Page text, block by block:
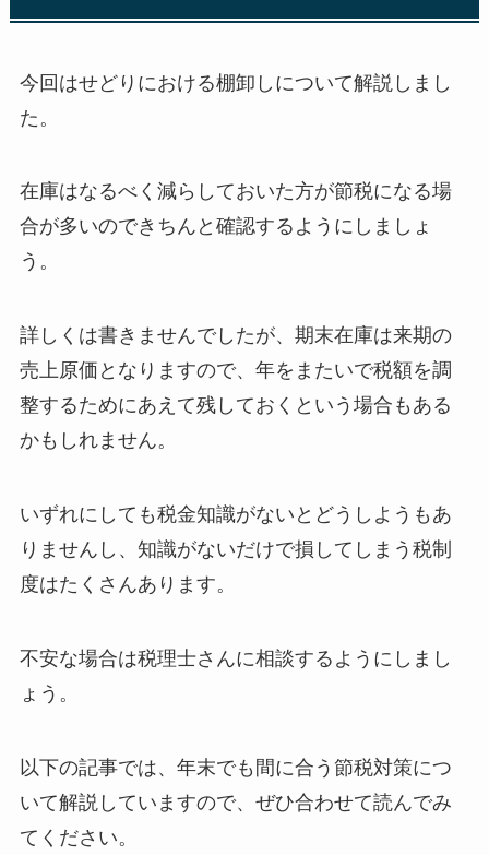
今回はせどりにおける棚卸しについて解説しまし
た。
在庫はなるべく減らしておいた方が節税になる場
合が多いのできちんと確認するようにしましょ
う。
詳しくは書きませんでしたが、期末在庫は来期の
売上原価となりますので、年をまたいで税額を調
整するためにあえて残しておくという場合もある
かもしれません。
いずれにしても税金知識がないとどうしようもあ
りませんし、知識がないだけで損してしまう税制
度はたくさんあります。
不安な場合は税理士さんに相談するようにしまし
ょう。
以下の記事では、年末でも間に合う節税対策につ
いて解説していますので、ぜひ合わせて読んでみ
てください。